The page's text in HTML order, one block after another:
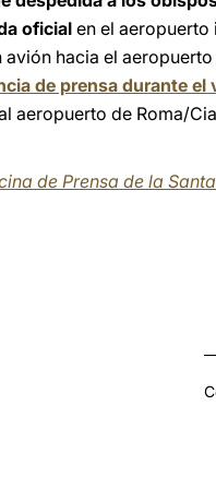
oficial en el aeropuerto
avión hacia el
de prensa durante el
aeropuerto de Roma/
de Prensa de la